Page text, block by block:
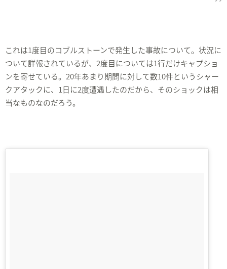
これは1度目のコブルストーンで発生した事故について。状況に
ついて詳報されているが、2度目については1行だけキャプショ
ンを寄せている。20年あまり期間に対して数10件というシャー
クアタックに、1日に2度遭遇したのだから、そのショックは相
当なものなのだろう。